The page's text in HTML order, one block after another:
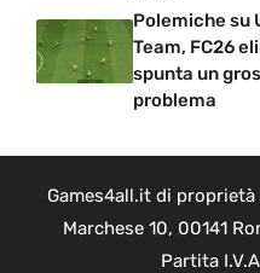
Polemiche su
Team, FC26
spunta un
problema
Games4all.it di proprietà
Marchese 10, 00141
Partita